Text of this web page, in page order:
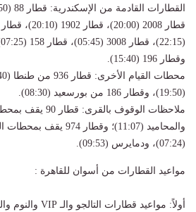
وقطار 196 (15:40).
(19:50)، وقطار 186 من بورسعيد (08:30).
(07:24)، ودمايرس (09:53).
مواعيد القطارات من أسوان للقاهرة :
أولاً: مواعيد قطارات التالجو والـ VIP والنوم والفاخرة